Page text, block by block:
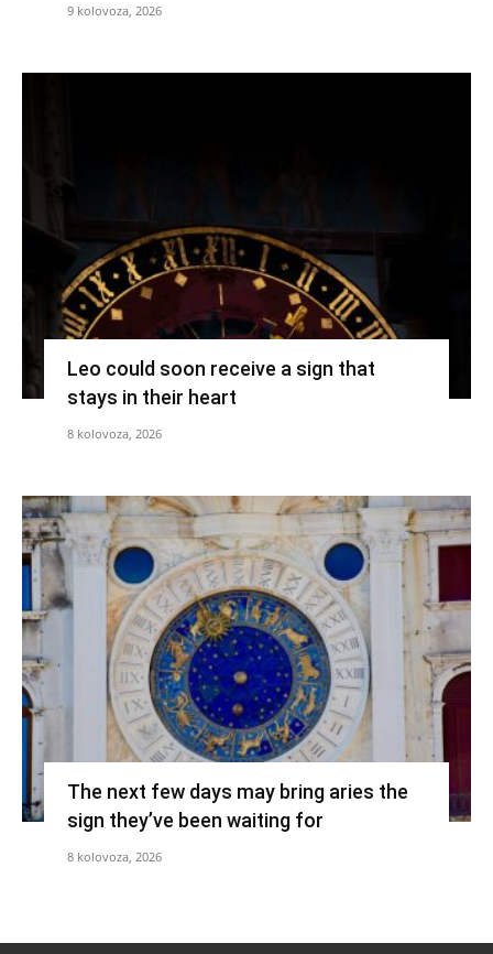
9 kolovoza, 2026
Leo could soon receive a sign that
stays in their heart
8 kolovoza, 2026
The next few days may bring aries the
sign they’ve been waiting for
8 kolovoza, 2026